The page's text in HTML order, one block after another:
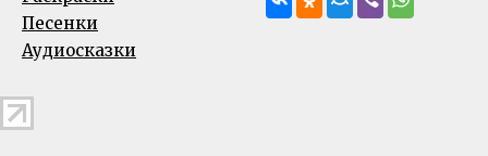
Песенки
Аудиосказки